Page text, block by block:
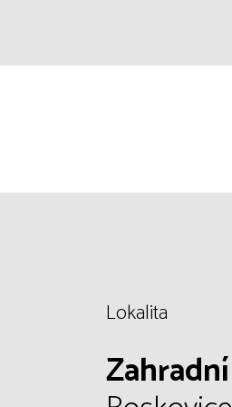
Lokalita
Zahradní